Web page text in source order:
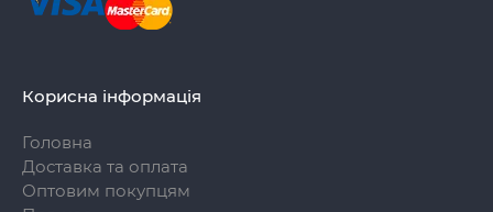
Корисна інформація
Головна
Доставка та оплата
Оптовим покупцям